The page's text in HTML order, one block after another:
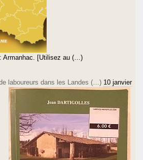
Armanhac. [Utilisez au (…)
laboureurs dans les Landes (…) 10 janvier